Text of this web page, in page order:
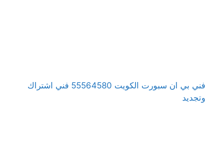
فني بي ان سبورت الكويت 55564580 فني اشتراك
وتجديد